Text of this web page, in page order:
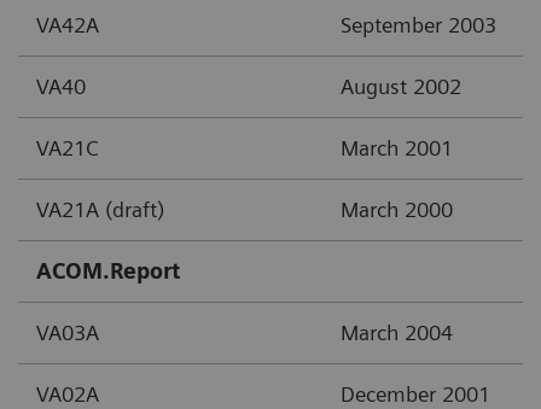
VA42A September 2003
VA40 August 2002
VA21C March 2001
VA21A (draft) March 2000
ACOM.Report
VA03A March 2004
VA02A December 2001